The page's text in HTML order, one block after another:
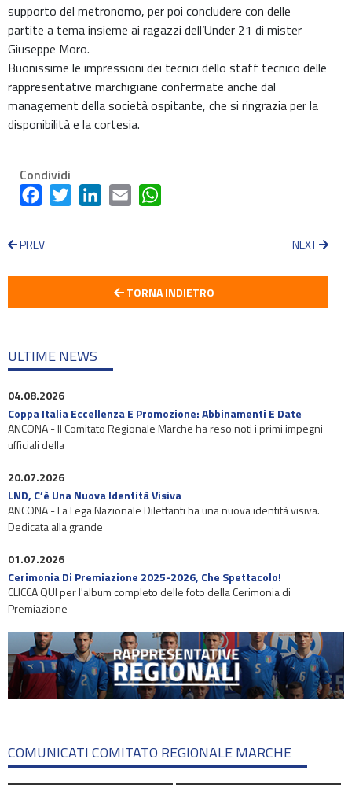
supporto del metronomo, per poi concludere con delle
partite a tema insieme ai ragazzi dell’Under 21 di mister
Giuseppe Moro.
Buonissime le impressioni dei tecnici dello staff tecnico delle
rappresentative marchigiane confermate anche dal
management della società ospitante, che si ringrazia per la
disponibilità e la cortesia.
Condividi
FacebookTwitter LinkedInEmail
PREV NEXT
TORNA INDIETRO
ULTIME NEWS
04.08.2026
Coppa Italia Eccellenza E Promozione: Abbinamenti E Date
ANCONA - Il Comitato Regionale Marche ha reso noti i primi impegni
ufficiali della
20.07.2026
LND, C’è Una Nuova Identità Visiva
ANCONA - La Lega Nazionale Dilettanti ha una nuova identità visiva.
Dedicata alla grande
01.07.2026
Cerimonia Di Premiazione 2025-2026, Che Spettacolo!
CLICCA QUI per l'album completo delle foto della Cerimonia di
Premiazione
COMUNICATI COMITATO REGIONALE MARCHE